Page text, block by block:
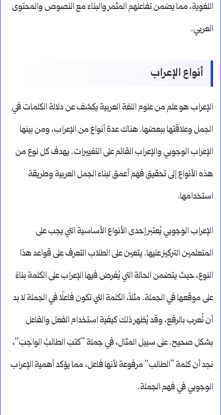
اللغوية، مما يضمن تفاعلهم المثمر والبناء مع النصوص والمحتوى
العربي.
أنواع الإعراب
الإعراب هو علم من علوم اللغة العربية يكشف عن دلالة الكلمات في
الجمل وعلاقتها ببعضها. هناك عدة أنواع من الإعراب، ومن بينها
الإعراب الوجوبي والإعراب القائم على التغييرات. يهدف كل نوع من
هذه الأنواع إلى تحقيق فهم أعمق لبناء الجمل العربية وطريقة
استخدامها.
الإعراب الوجوبي يُعتبر إحدى الأنواع الأساسية التي يجب على
المتعلمين التركيز عليها. يتعين على الطلاب التعرف على قواعد هذا
النوع، حيث يتضمن الحالة التي يُفرض فيها الإعراب على الكلمة بناءً
على موقعها في الجملة. مثلاً، الكلمة التي تكون فاعلًا في الجملة لا بد
أن تُعرب بالرفع، وقد يُظهر ذلك كيفية استخدام الفعل والفاعل
بشكل صحيح. على سبيل المثال، في جملة “كتبَ الطالبُ الواجبَ”،
نجد أن كلمة “الطالب” مرفوعة لأنها فاعل، مما يؤكد أهمية الإعراب
الوجوبي في فهم الجملة.